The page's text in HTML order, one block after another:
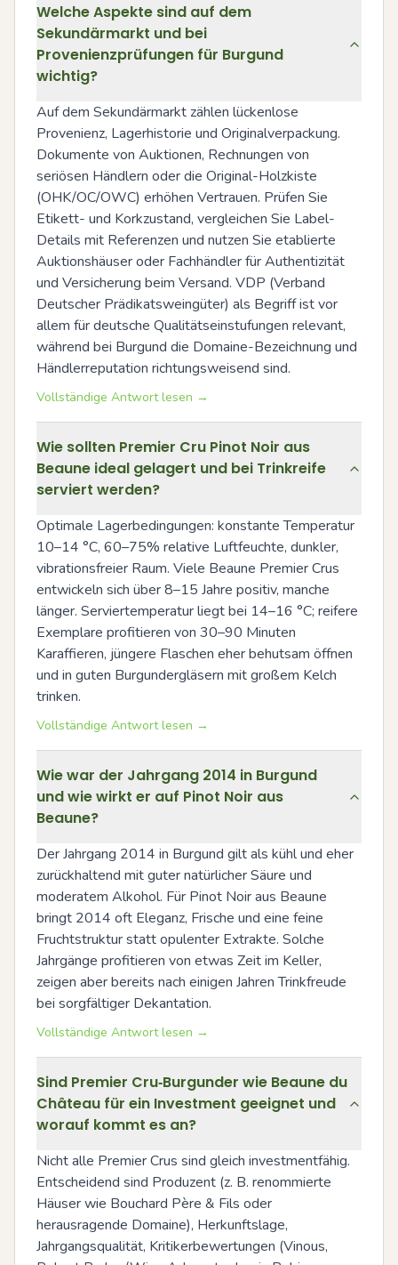
Welche Aspekte sind auf dem
Sekundärmarkt und bei
Provenienzprüfungen für Burgund
wichtig?
Auf dem Sekundärmarkt zählen lückenlose
Provenienz, Lagerhistorie und Originalverpackung.
Dokumente von Auktionen, Rechnungen von
seriösen Händlern oder die Original-Holzkiste
(OHK/OC/OWC) erhöhen Vertrauen. Prüfen Sie
Etikett- und Korkzustand, vergleichen Sie Label-
Details mit Referenzen und nutzen Sie etablierte
Auktionshäuser oder Fachhändler für Authentizität
und Versicherung beim Versand. VDP (Verband
Deutscher Prädikatsweingüter) als Begriff ist vor
allem für deutsche Qualitätseinstufungen relevant,
während bei Burgund die Domaine-Bezeichnung und
Händlerreputation richtungsweisend sind.
Vollständige Antwort lesen →
Wie sollten Premier Cru Pinot Noir aus
Beaune ideal gelagert und bei Trinkreife
serviert werden?
Optimale Lagerbedingungen: konstante Temperatur
10–14 °C, 60–75% relative Luftfeuchte, dunkler,
vibrationsfreier Raum. Viele Beaune Premier Crus
entwickeln sich über 8–15 Jahre positiv, manche
länger. Serviertemperatur liegt bei 14–16 °C; reifere
Exemplare profitieren von 30–90 Minuten
Karaffieren, jüngere Flaschen eher behutsam öffnen
und in guten Burgundergläsern mit großem Kelch
trinken.
Vollständige Antwort lesen →
Wie war der Jahrgang 2014 in Burgund
und wie wirkt er auf Pinot Noir aus
Beaune?
Der Jahrgang 2014 in Burgund gilt als kühl und eher
zurückhaltend mit guter natürlicher Säure und
moderatem Alkohol. Für Pinot Noir aus Beaune
bringt 2014 oft Eleganz, Frische und eine feine
Fruchtstruktur statt opulenter Extrakte. Solche
Jahrgänge profitieren von etwas Zeit im Keller,
zeigen aber bereits nach einigen Jahren Trinkfreude
bei sorgfältiger Dekantation.
Vollständige Antwort lesen →
Sind Premier Cru‑Burgunder wie Beaune du
Château für ein Investment geeignet und
worauf kommt es an?
Nicht alle Premier Crus sind gleich investmentfähig.
Entscheidend sind Produzent (z. B. renommierte
Häuser wie Bouchard Père & Fils oder
herausragende Domaine), Herkunftslage,
Jahrgangsqualität, Kritikerbewertungen (Vinous,